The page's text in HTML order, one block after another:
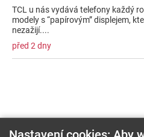
TCL u nás vydává telefony každý
modely s “papírovým” displejem,
nezažijí....
před 2 dny